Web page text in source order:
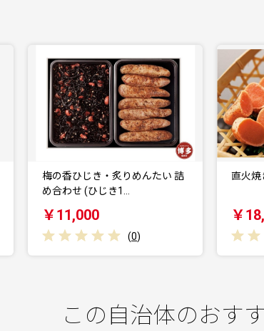
詰
直火焼き 炙りめんたい 450g
￥18,000
この自治体のおす